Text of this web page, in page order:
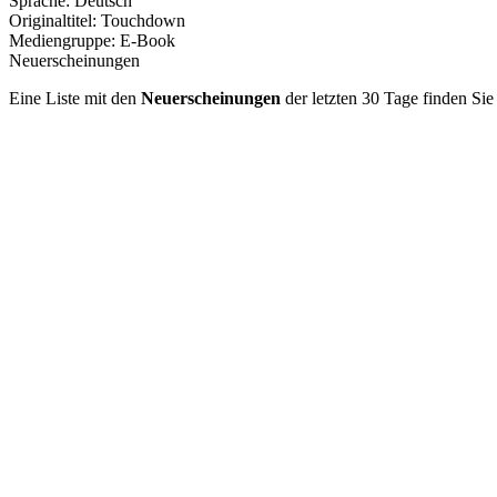
Originaltitel: Touchdown
Mediengruppe: E-Book
Neuerscheinungen
Eine Liste mit den Neuerscheinungen der letzten 30 Tage finden Sie